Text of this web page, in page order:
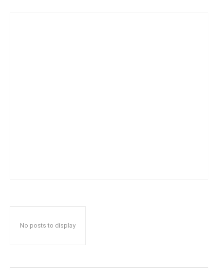
No posts to display